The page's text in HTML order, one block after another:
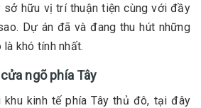
sở hữu vị trí thuận tiện cùng với đầy
Dự án đã và đang thu hút những
khó tính nhất.
ngõ phía Tây
kinh tế phía Tây thủ đô, tại đây